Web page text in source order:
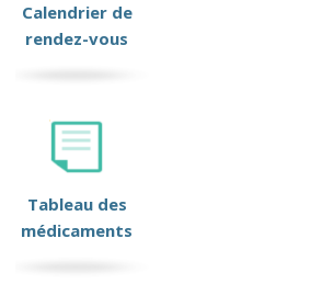
Calendrier de
rendez-vous
Tableau des
médicaments